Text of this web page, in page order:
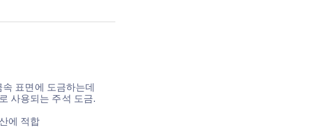
속 표면에 도금하는데
사용되는 주석 도금.
에 적합